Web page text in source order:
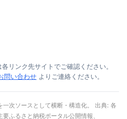
リンク先サイトでご確認ください。
問い合わせ よりご連絡ください。
次ソースとして横断・構造化。 出典: 各
ふるさと納税ポータル公開情報、